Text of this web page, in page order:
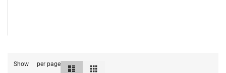
Show per page
View